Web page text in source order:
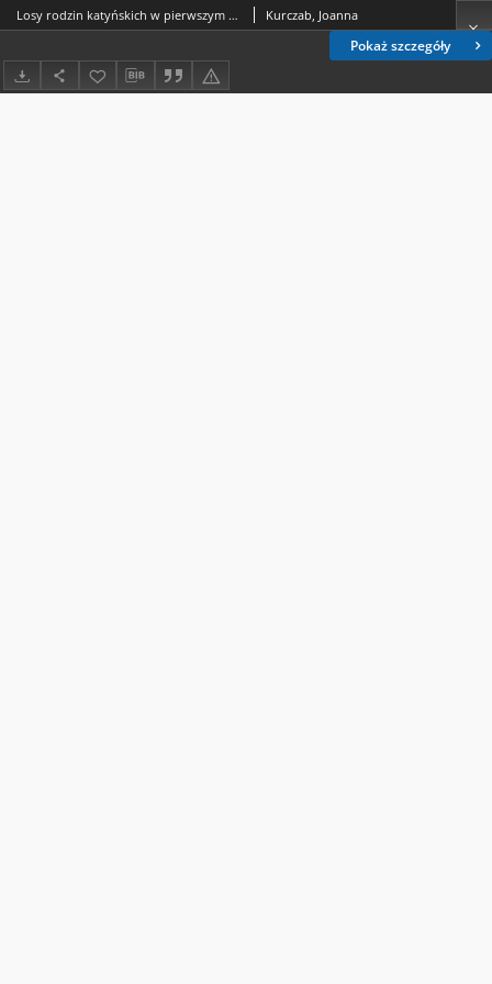
Pokaż szczegóły
Losy rodzin katyńskich w pierwszym okresie po tzw. wyzwoleniu. Demitologizacja aksjologicznego przekonania historyków i członków rodzin katyńskich Kurczab, Joanna